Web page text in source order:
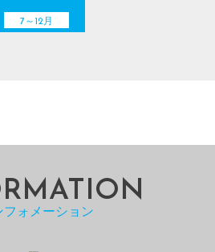
7～12月
フォメーション